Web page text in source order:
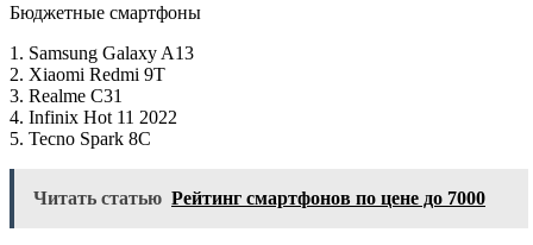
Бюджетные смартфоны
1. Samsung Galaxy A13
2. Xiaomi Redmi 9T
3. Realme C31
4. Infinix Hot 11 2022
5. Tecno Spark 8C
Читать статью Рейтинг смартфонов по цене до 7000